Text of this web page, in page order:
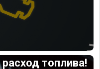
топлива!